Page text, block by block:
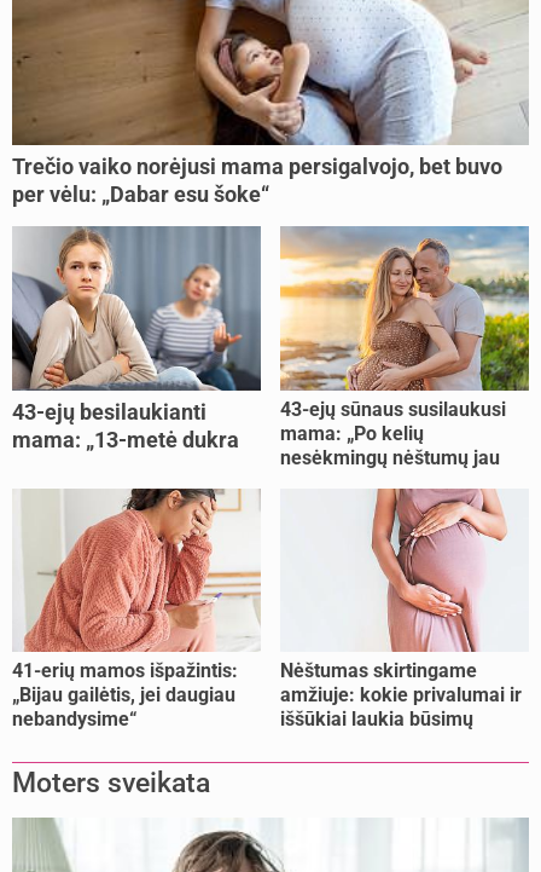
Trečio vaiko norėjusi mama persigalvojo, bet buvo
per vėlu: „Dabar esu šoke“
43-ejų besilaukianti
mama: „13-metė dukra
43-ejų sūnaus susilaukusi
mama: „Po kelių
nesėkmingų nėštumų jau
41-erių mamos išpažintis:
„Bijau gailėtis, jei daugiau
nebandysime“
Nėštumas skirtingame
amžiuje: kokie privalumai ir
iššūkiai laukia būsimų
Moters sveikata